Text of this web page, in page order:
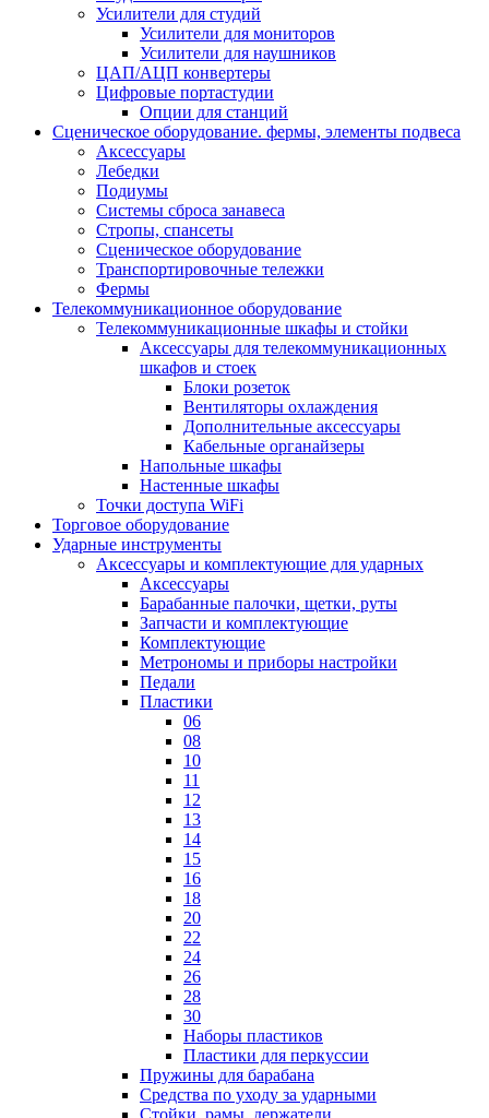
Усилители для студий
Усилители для мониторов
Усилители для наушников
ЦАП/АЦП конвертеры
Цифровые портастудии
Опции для станций
Сценическое оборудование. фермы, элементы подвеса
Аксессуары
Лебедки
Подиумы
Системы сброса занавеса
Стропы, спансеты
Сценическое оборудование
Транспортировочные тележки
Фермы
Телекоммуникационное оборудование
Телекоммуникационные шкафы и стойки
Аксессуары для телекоммуникационных
шкафов и стоек
Блоки розеток
Вентиляторы охлаждения
Дополнительные аксессуары
Кабельные органайзеры
Напольные шкафы
Настенные шкафы
Точки доступа WiFi
Торговое оборудование
Ударные инструменты
Аксессуары и комплектующие для ударных
Аксессуары
Барабанные палочки, щетки, руты
Запчасти и комплектующие
Комплектующие
Метрономы и приборы настройки
Педали
Пластики
06
08
10
11
12
13
14
15
16
18
20
22
24
26
28
30
Наборы пластиков
Пластики для перкуссии
Пружины для барабана
Средства по уходу за ударными
Стойки, рамы, держатели